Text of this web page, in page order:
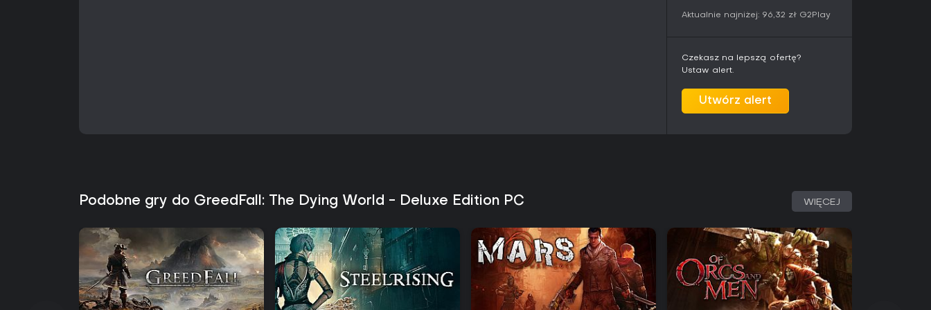
zadań podkreślają rolę wyborów gracza w ramach ustrukturyzowanej
towarzyszami rozwijają się poprzez wspólne wydarzenia i osobiste historie
opartą na wyborach, a nie na pełnej swobodzie otwartego świata.
techniczne oraz zmiany w mechanice walki względem poprzedniej części.
produkcję za satysfakcjonującą po wprowadzeniu poprawek na podstawie
opinii z wczesnego dostępu. Osoby oczekujące dopracowanej akcji lub
elementów multiplayer napotkają ograniczenia. Pełna premiera zaplanowana na
marzec 2026 roku nastąpiła po licznych aktualizacjach z wczesnego dostępu,
które dopracowały mechaniki na podstawie sugestii graczy.
Aktualnie najniżej: 96,32 zł G2Play
Czekasz na lepszą ofertę?
Ustaw alert.
Utwórz alert
Podobne gry do GreedFall: The Dying World - Deluxe Edition PC WIĘCEJ